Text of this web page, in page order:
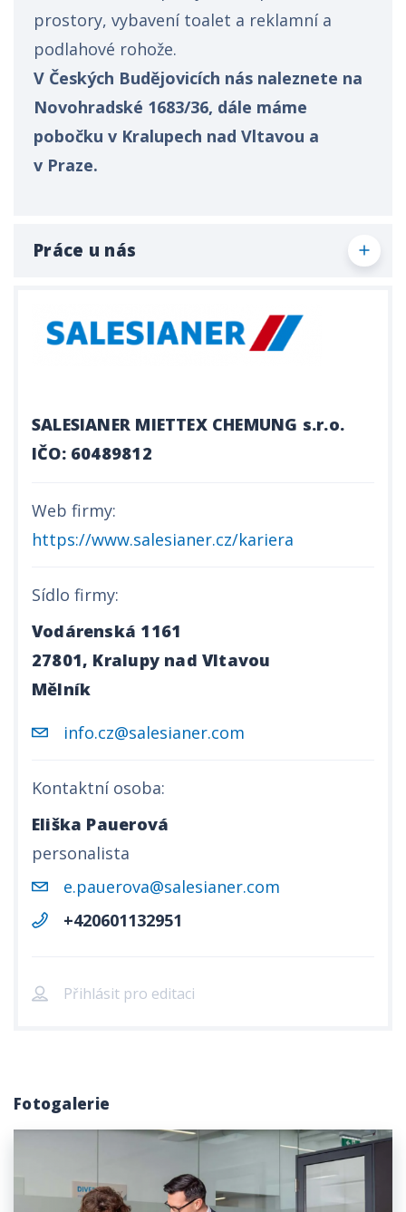
prostory, vybavení toalet a reklamní a
podlahové rohože.
V Českých Budějovicích nás naleznete na
Novohradské 1683/36, dále máme
pobočku v Kralupech nad Vltavou a
v Praze.
Práce u nás
SALESIANER MIETTEX CHEMUNG s.r.o.
IČO: 60489812
Web firmy:
https://www.salesianer.cz/kariera
Sídlo firmy:
Vodárenská 1161
27801, Kralupy nad Vltavou
Mělník
info.cz@salesianer.com
Kontaktní osoba:
Eliška Pauerová
personalista
e.pauerova@salesianer.com
+420601132951
Přihlásit pro editaci
Fotogalerie